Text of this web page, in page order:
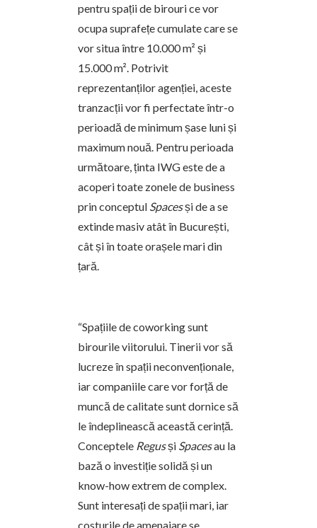
pentru spații de birouri ce vor
ocupa suprafețe cumulate care se
vor situa între 10.000 m² și
15.000 m². Potrivit
reprezentanților agenției, aceste
tranzacții vor fi perfectate într-o
perioadă de minimum șase luni și
maximum nouă. Pentru perioada
următoare, ținta IWG este de a
acoperi toate zonele de business
prin conceptul Spacesși de a se
extinde masiv atât în București,
cât și în toate orașele mari din
țară.
“Spațiile de coworking sunt
birourile viitorului. Tinerii vor să
lucreze în spații neconvenționale,
iar companiile care vor forță de
muncă de calitate sunt dornice să
le îndeplinească această cerință.
Conceptele Regusși Spacesau la
bază o investiție solidă și un
know-how extrem de complex.
Sunt interesați de spații mari, iar
costurile de amenajare se